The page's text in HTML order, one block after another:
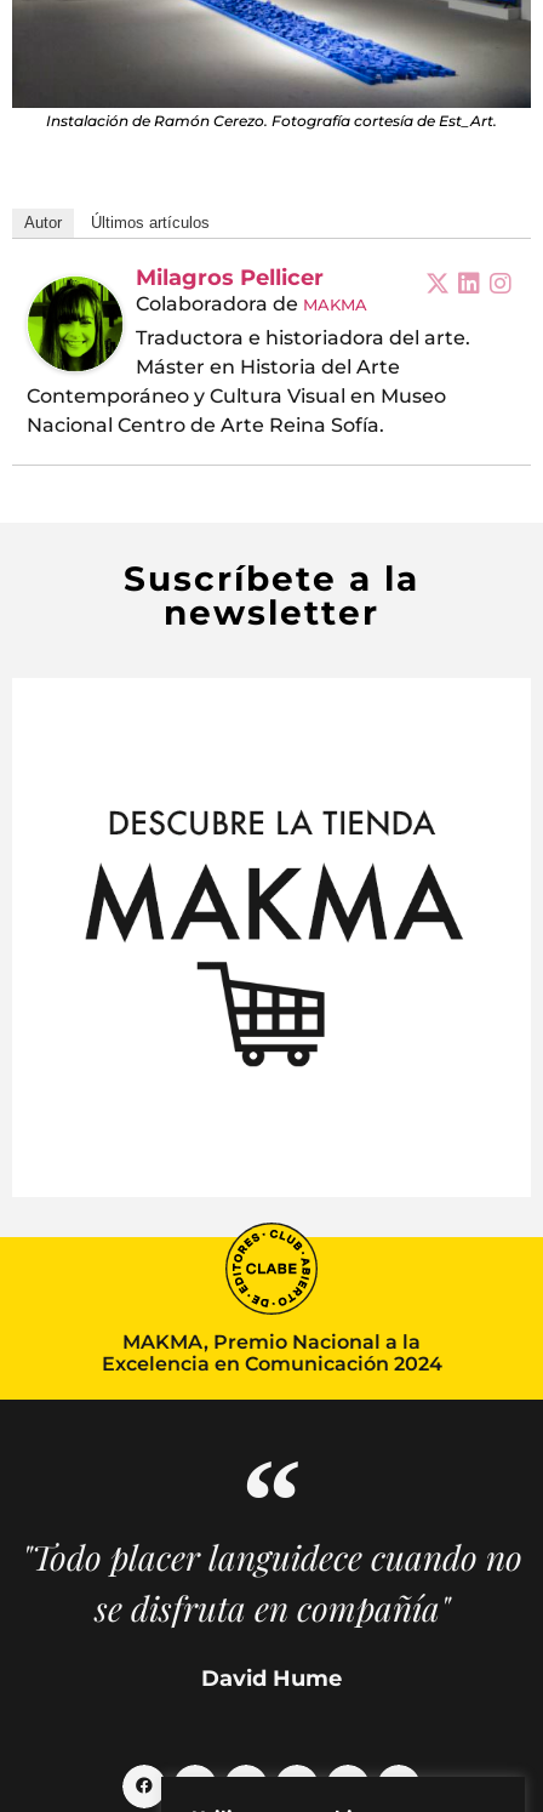
Instalación de Ramón Cerezo. Fotografía cortesía de Est_Art.
Autor Últimos artículos
Milagros Pellicer
Colaboradora de MAKMA
Traductora e historiadora del arte.
Máster en Historia del Arte
Contemporáneo y Cultura Visual en Museo
Nacional Centro de Arte Reina Sofía.
Suscríbete a la
newsletter
MAKMA, Premio Nacional a la
Excelencia en Comunicación 2024
"Todo placer languidece cuando no
se disfruta en compañía"
David Hume